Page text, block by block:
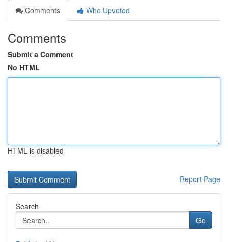
Comments
Who Upvoted
Comments
Submit a Comment
No HTML
HTML is disabled
Report Page
Search
Go